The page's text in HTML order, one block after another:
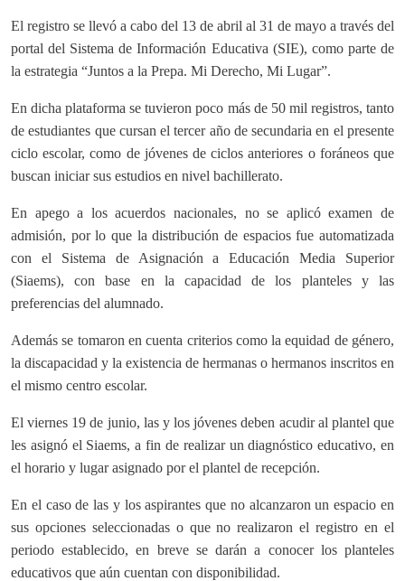
El registro se llevó a cabo del 13 de abril al 31 de mayo a través del
portal del Sistema de Información Educativa (SIE), como parte de
la estrategia “Juntos a la Prepa. Mi Derecho, Mi Lugar”.
En dicha plataforma se tuvieron poco más de 50 mil registros, tanto
de estudiantes que cursan el tercer año de secundaria en el presente
ciclo escolar, como de jóvenes de ciclos anteriores o foráneos que
buscan iniciar sus estudios en nivel bachillerato.
En apego a los acuerdos nacionales, no se aplicó examen de
admisión, por lo que la distribución de espacios fue automatizada
con el Sistema de Asignación a Educación Media Superior
(Siaems), con base en la capacidad de los planteles y las
preferencias del alumnado.
Además se tomaron en cuenta criterios como la equidad de género,
la discapacidad y la existencia de hermanas o hermanos inscritos en
el mismo centro escolar.
El viernes 19 de junio, las y los jóvenes deben acudir al plantel que
les asignó el Siaems, a fin de realizar un diagnóstico educativo, en
el horario y lugar asignado por el plantel de recepción.
En el caso de las y los aspirantes que no alcanzaron un espacio en
sus opciones seleccionadas o que no realizaron el registro en el
periodo establecido, en breve se darán a conocer los planteles
educativos que aún cuentan con disponibilidad.